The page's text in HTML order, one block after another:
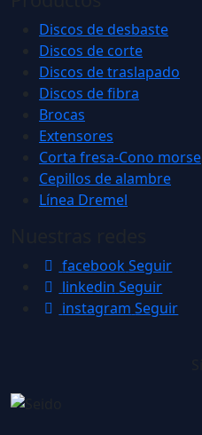
Discos de desbaste
Discos de corte
Discos de traslapado
Discos de fibra
Brocas
Extensores
Corta fresa-Cono morse
Cepillos de alambre
Línea Dremel
facebookSeguir
linkedin Seguir
instagram Seguir